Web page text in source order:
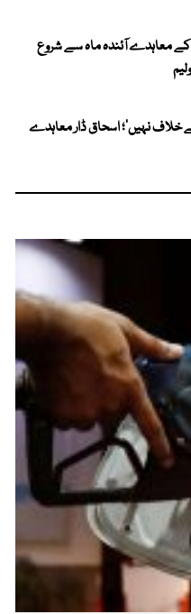
کے معاہدے آئندہ ماہ سے شروع
نہیں’؛ اسحاق ڈار معاہدے